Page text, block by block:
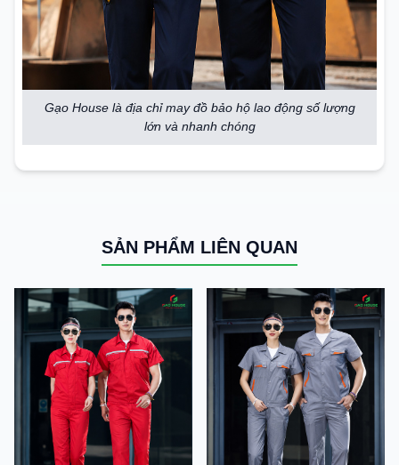
Gạo House là địa chỉ may đồ bảo hộ lao động số lượng
lớn và nhanh chóng
SẢN PHẨM LIÊN QUAN